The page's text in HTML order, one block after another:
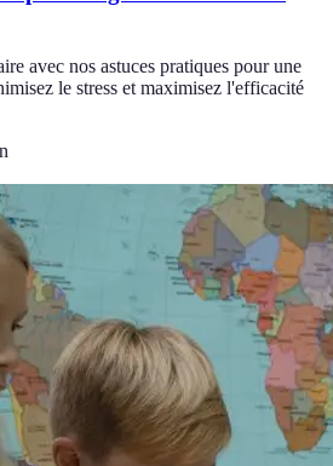
avec nos astuces pratiques pour une
le stress et maximisez l'efficacité